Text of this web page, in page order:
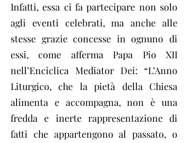
Infatti, essa ci fa partecipare non solo
agli eventi celebrati, ma anche alle
stesse grazie concesse in ognuno di
essi, come afferma Papa Pio XII
nell’Enciclica Mediator Dei: “L’Anno
Liturgico, che la pietà della Chiesa
alimenta e accompagna, non è una
fredda e inerte rappresentazione di
fatti che appartengono al passato, o